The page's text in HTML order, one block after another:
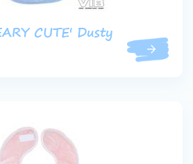
CUTE' Dusty